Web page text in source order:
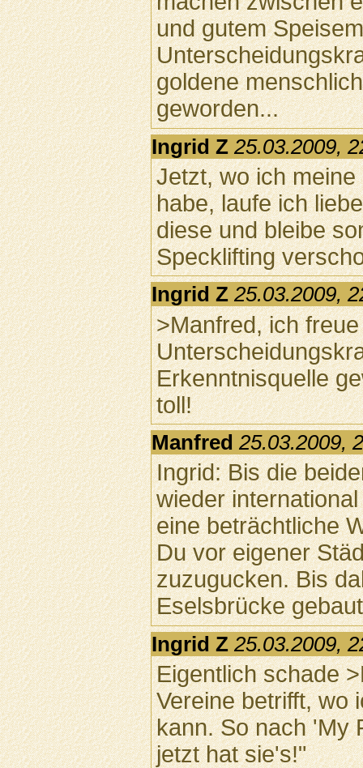
und gutem
goldene
geworden...
Ingrid Z 25.03.2009,
Jetzt, wo ich
habe, laufe ich
diese und bleibe
Specklifting
Ingrid Z 25.03.2009,
>Manfred, ich
Erkenntnisquelle
toll!
Manfred 25.03.2009,
Ingrid: Bis die
wieder
eine beträchtliche
Du vor eigener
zuzugucken. Bis
Eselsbrücke
Ingrid Z 25.03.2009,
Eigentlich schade
Vereine betrifft, wo
kann. So nach 'My
jetzt hat sie's!"